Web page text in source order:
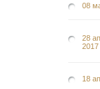
08
28
2017
18